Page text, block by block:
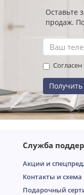
Оставьте
продаж.
Служба
Акции и
Контакты и схема
Подарочный